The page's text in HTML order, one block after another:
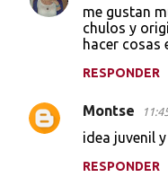
me gustan
chulos y
hacer cosas
RESPONDER
Montse
idea juvenil
RESPONDER